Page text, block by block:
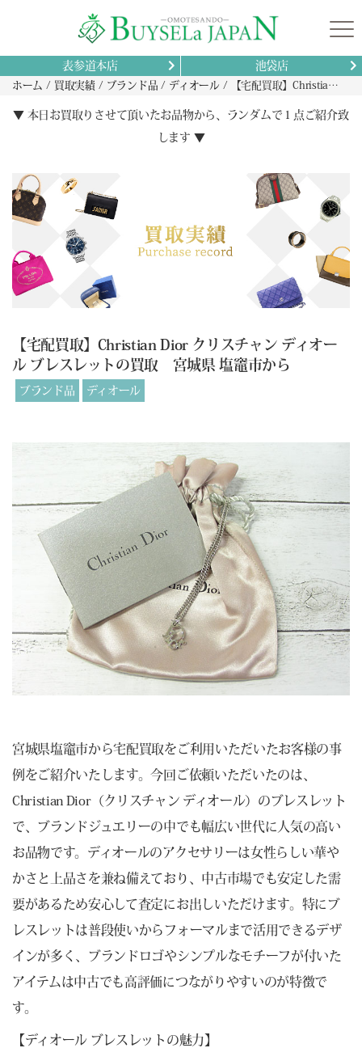
表参道本店 池袋店
ホーム 買取実績 ブランド品 ディオール 【宅配買取】Christian Dior クリスチャン ディオール ブレスレットの買取 宮城県 塩竈市から
▼ 本日お買取りさせて頂いたお品物から、ランダムで１点ご紹介致
します ▼
【宅配買取】Christian Dior クリスチャン ディオー
ル ブレスレットの買取 宮城県 塩竈市から
ブランド品 ディオール
宮城県塩竈市から宅配買取をご利用いただいたお客様の事
例をご紹介いたします。今回ご依頼いただいたのは、
Christian Dior（クリスチャン ディオール）のブレスレット
で、ブランドジュエリーの中でも幅広い世代に人気の高い
お品物です。ディオールのアクセサリーは女性らしい華や
かさと上品さを兼ね備えており、中古市場でも安定した需
要があるため安心して査定にお出しいただけます。特にブ
レスレットは普段使いからフォーマルまで活用できるデザ
インが多く、ブランドロゴやシンプルなモチーフが付いた
アイテムは中古でも高評価につながりやすいのが特徴で
す。
【ディオール ブレスレットの魅力】